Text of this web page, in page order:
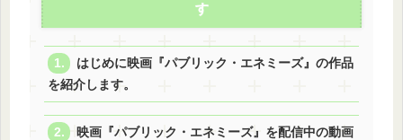
す
はじめに映画『パブリック・エネミーズ』の作品
を紹介します。
映画『パブリック・エネミーズ』を配信中の動画